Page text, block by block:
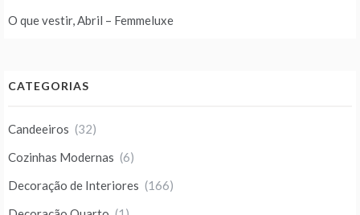
O que vestir, Abril – Femmeluxe
CATEGORIAS
Candeeiros (32)
Cozinhas Modernas (6)
Decoração de Interiores (166)